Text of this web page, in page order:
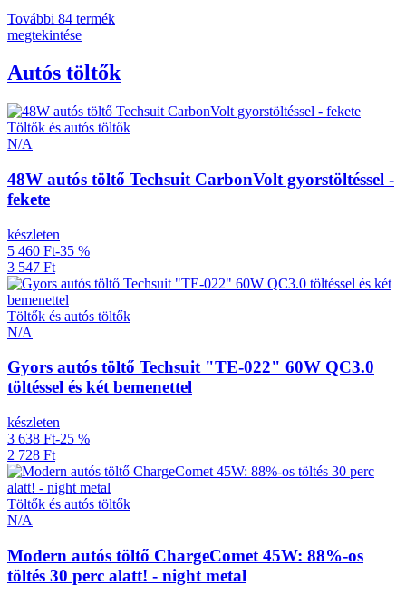
További 84 termék
megtekintése
Autós töltők
Töltők és autós töltők
N/A
48W autós töltő Techsuit CarbonVolt gyorstöltéssel -
fekete
készleten
5 460 Ft-35 %
3 547 Ft
Töltők és autós töltők
N/A
Gyors autós töltő Techsuit "TE-022" 60W QC3.0
töltéssel és két bemenettel
készleten
3 638 Ft-25 %
2 728 Ft
Töltők és autós töltők
N/A
Modern autós töltő ChargeComet 45W: 88%-os
töltés 30 perc alatt! - night metal